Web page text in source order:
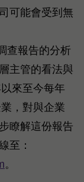
可能會受到無
查報告的分析
主管的看法與
來至今每年
，對與企業
瞭解這份報告
至：
。